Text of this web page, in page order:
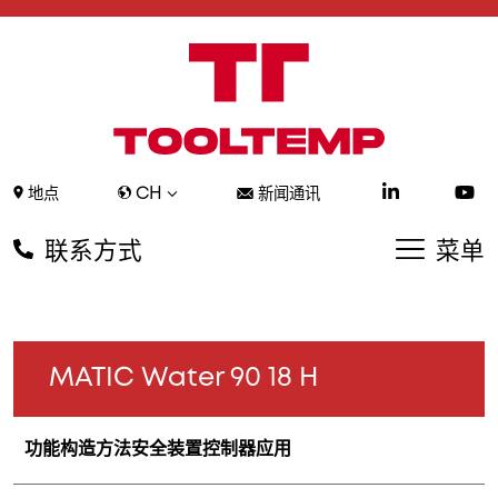
地点 CH 新闻通讯
联系方式 菜单
MATIC Water 90 18 H
功能构造方法安全装置控制器应用